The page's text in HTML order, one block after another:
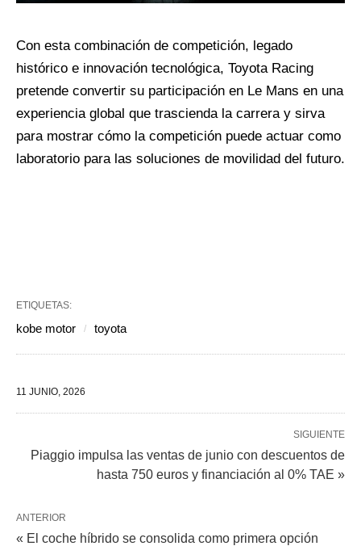
Con esta combinación de competición, legado
histórico e innovación tecnológica, Toyota Racing
pretende convertir su participación en Le Mans en una
experiencia global que trascienda la carrera y sirva
para mostrar cómo la competición puede actuar como
laboratorio para las soluciones de movilidad del futuro.
ETIQUETAS:
kobe motor toyota
11 JUNIO, 2026
SIGUIENTE
Piaggio impulsa las ventas de junio con descuentos de
hasta 750 euros y financiación al 0% TAE »
ANTERIOR
« El coche híbrido se consolida como primera opción